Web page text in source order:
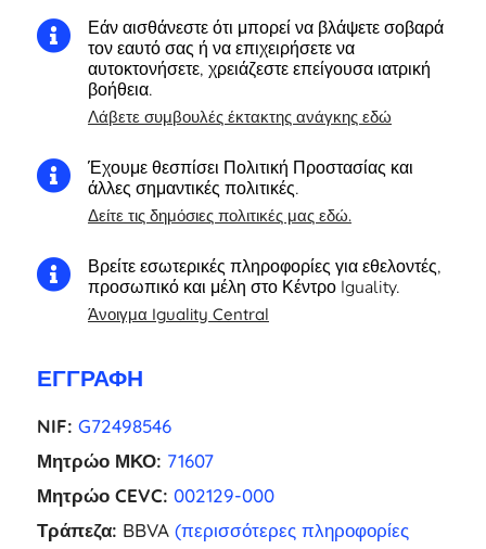

Εάν αισθάνεστε ότι μπορεί να βλάψετε σοβαρά
τον εαυτό σας ή να επιχειρήσετε να
αυτοκτονήσετε, χρειάζεστε επείγουσα ιατρική
βοήθεια.
Λάβετε συμβουλές έκτακτης ανάγκης εδώ

Έχουμε θεσπίσει Πολιτική Προστασίας και
άλλες σημαντικές πολιτικές.
Δείτε τις δημόσιες πολιτικές μας εδώ.

Βρείτε εσωτερικές πληροφορίες για εθελοντές,
προσωπικό και μέλη στο Κέντρο Iguality.
Άνοιγμα Iguality Central
ΕΓΓΡΑΦΉ
NIF: G72498546
Μητρώο ΜΚΟ: 71607
Μητρώο CEVC: 002129-000
Τράπεζα: BBVA (περισσότερες πληροφορίες